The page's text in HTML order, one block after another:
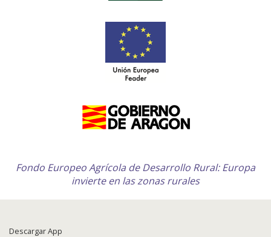
Fondo Europeo Agrícola de Desarrollo Rural: Europa
invierte en las zonas rurales
Descargar App